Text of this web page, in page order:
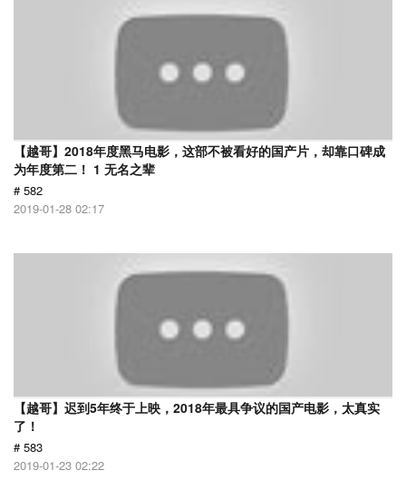
【越哥】2018年度黑马电影，这部不被看好的国产片，却靠口碑成
为年度第二！ 1 无名之辈
# 582
2019-01-28 02:17
【越哥】迟到5年终于上映，2018年最具争议的国产电影，太真实
了！
# 583
2019-01-23 02:22